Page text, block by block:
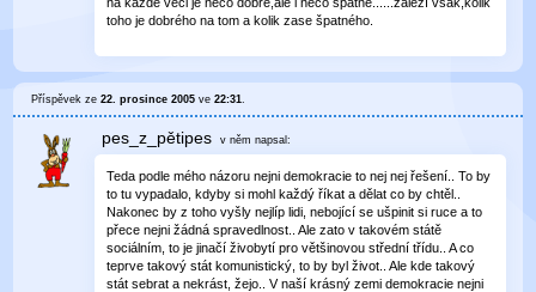
na každé věci je něco dobré,ale i něco špatné......záleží však,kolik
toho je dobrého na tom a kolik zase špatného.
Příspěvek ze22. prosince 2005 ve22:31.
pes_z_pětipes v něm napsal:
Teda podle mého názoru nejni demokracie to nej nej řešení.. To by
to tu vypadalo, kdyby si mohl každý říkat a dělat co by chtěl..
Nakonec by z toho vyšly nejlíp lidi, nebojící se ušpinit si ruce a to
přece nejni žádná spravedlnost.. Ale zato v takovém státě
sociálním, to je jinačí živobytí pro většinovou střední třídu.. A co
teprve takový stát komunistický, to by byl život.. Ale kde takový
stát sebrat a nekrást, žejo.. V naší krásný zemi demokracie nejni